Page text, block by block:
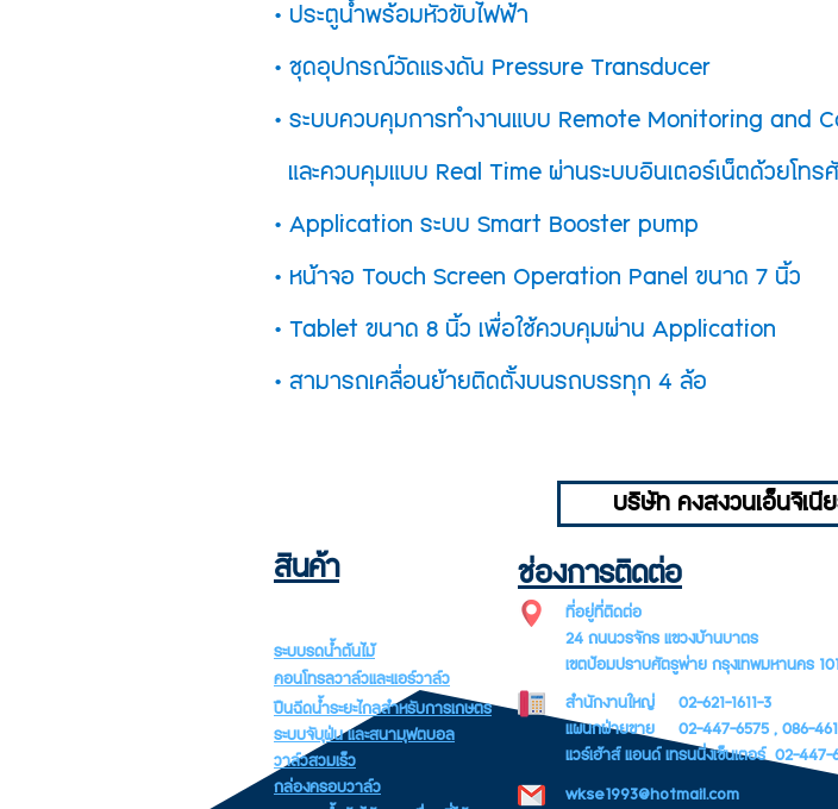
• ประตูน้ำพร้อมหัวขับไฟฟ้า
• ชุดอุปกรณ์วัดแรงดัน Pressure Transducer
• ระบบควบคุมการทำงานแบบ Remote Monitoring
และควบคุมแบบ Real Time ผ่านระบบอินเตอร์เน็ตด้วยโ
• Application ระบบ Smart Booster pump
• หน้าจอ Touch Screen Operation Panel ขนาด 7 นิ้ว
• Tablet ขนาด 8 นิ้ว เพื่อใช้ควบคุมผ่าน Application
• สามารถเคลื่อนย้ายติดตั้งบนรถบรรทุก 4 ล้อ
ระบบตู้มีขนาดเล็กที่สามารถเคลื่อน
ย้ายได้ง่ายมีความสามารถในการสูบส่ง
น้ำตั้งแต่ขนาด 200 - 1200 m³/h
แสดงผลเป็น report
ในรูปแบบที่สวยงามแล
ข้อมูลได้ง่ายเพื่อที่จะสา
ไปวิเคราะห์และพัฒนาร
ตัวอย่างเช่น ปริมาณน้
แรงดันน้ำในแต่ละชั่วโมง
พลังงานที่เสียไป
บริษัท คงสงวนเอ็นจิเนี
สินค้า
ระบบรดน้ำต้นไม้
คอนโทรลวาล์วและแอร์วาล์ว
ปืนฉีดน้ำระยะไกลสำหรับการเกษตร
ระบบจับฝุ่น และสนามฟุตบอล
วาล์วสวมเร็ว
กล่องครอบวาล์ว
ช่องการติดต่อ
ที่อยู่ที่ติดต่อ
24 ถนนวรจักร แขวงบ้านบาตร
เขตป้อมปราบศัตรูพ่าย กรุงเทพมหานคร
สำนักงานใหญ่ 02-621-1611-3
แผนกฝ่ายขาย 02-447-6575 , 086-
แวร์เฮ้าส์ แอนด์ เทรนนิ่งเซ็นเตอร์ 02-447-
wkse1993@hotmail.com